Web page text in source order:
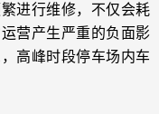
进行维修，不仅会耗
营产生严重的负面影
高峰时段停车场内车